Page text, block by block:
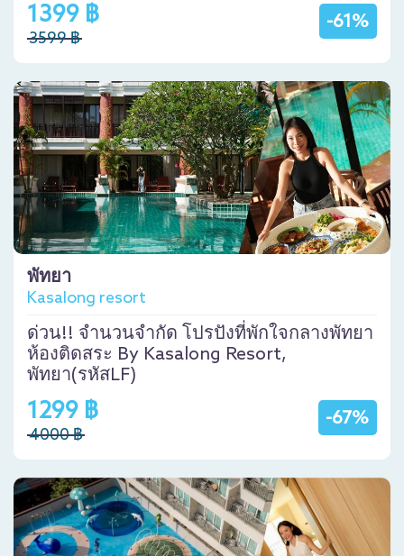
-61%
1399 ฿
3599 ฿
พัทยา
Kasalong resort
ด่วน!! จำนวนจำกัด โปรปังที่พักใจกลางพัทยา
ห้องติดสระ By Kasalong Resort,
พัทยา(รหัสLF)
-67%
1299 ฿
4000 ฿